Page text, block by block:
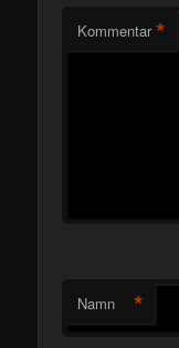
Kommentar *
Namn *